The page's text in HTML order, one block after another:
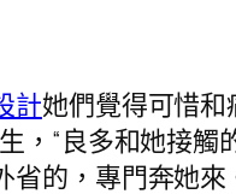
計她們覺得可惜和
“良多和她接觸
省的，專門奔她來